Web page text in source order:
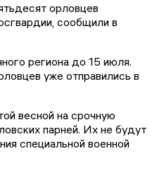
орловцев
сообщили в
региона до 15 июля.
уже отправились в
весной на срочную
парней. Их не будут
специальной военной